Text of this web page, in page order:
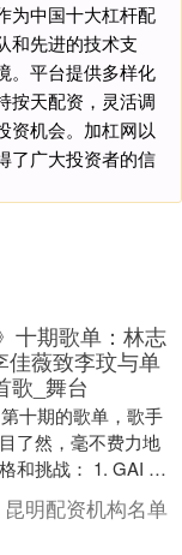
为中国十大杠杆配
和先进的技术支
。平台提供多样化
按天配资，灵活调
资机会。加杠网以
了广大投资者的信
十期歌单：林志
佳薇致李玟与单
歌_舞台
十期的歌单，歌手
了然，毫不费力地
和挑战： 1. GAI 将
风》。这首作品融
昆明配资机构名单